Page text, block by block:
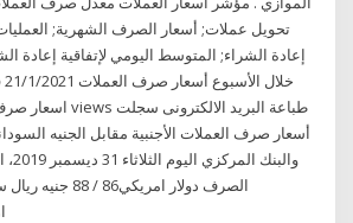
تحويل عملات; أسعار الصرف الشهرية; العمليات
إعادة الشراء; المتوسط اليومي لإتفاقية إعادة
أسعار صرف العملات الأجنبية مقابل الجنيه